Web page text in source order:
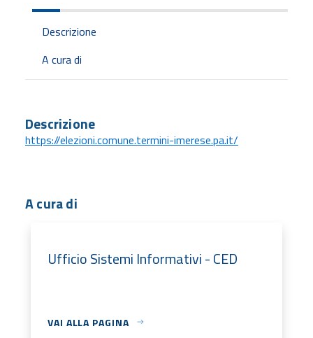
Descrizione
A cura di
Descrizione
https://elezioni.comune.termini-imerese.pa.it/
A cura di
Ufficio Sistemi Informativi - CED
VAI ALLA PAGINA